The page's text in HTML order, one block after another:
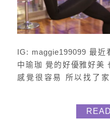
IG: maggie199099 最近
中瑜珈 覺的好優雅好美
感覺很容易 所以找了
錯 再者看評價也都很好
那刻 真的有被裡面環境